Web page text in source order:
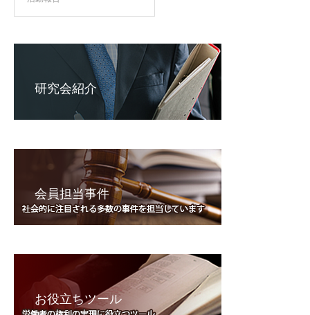
研究会紹介
会員担当事件
お役立ちツール